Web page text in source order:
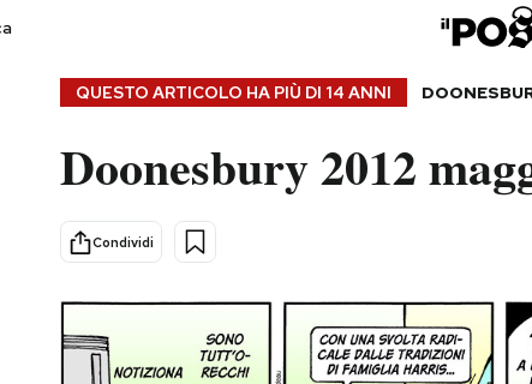
Consumismi
Storie/Idee
Ok Boomer!
QUESTO ARTICOLO HA PIÙ DI 14 ANNI
Doonesbury 2012
Condividi